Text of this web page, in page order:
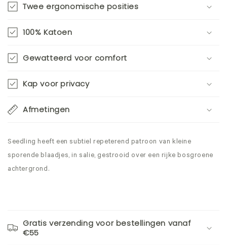
Twee ergonomische posities
100% Katoen
Gewatteerd voor comfort
Kap voor privacy
Afmetingen
Seedling heeft een subtiel repeterend patroon van kleine
sporende blaadjes, in salie, gestrooid over een rijke bosgroene
achtergrond.
Gratis verzending voor bestellingen vanaf
€55